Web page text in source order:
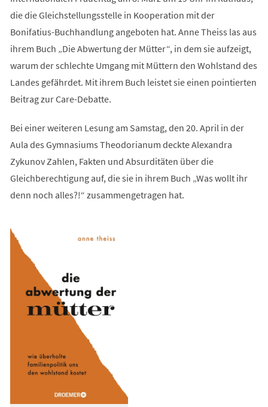
die die Gleichstellungsstelle in Kooperation mit der
Bonifatius-Buchhandlung angeboten hat. Anne Theiss las aus
ihrem Buch „Die Abwertung der Mütter“, in dem sie aufzeigt,
warum der schlechte Umgang mit Müttern den Wohlstand des
Landes gefährdet. Mit ihrem Buch leistet sie einen pointierten
Beitrag zur Care-Debatte.
Bei einer weiteren Lesung am Samstag, den 20. April in der
Aula des Gymnasiums Theodorianum deckte Alexandra
Zykunov Zahlen, Fakten und Absurditäten über die
Gleichberechtigung auf, die sie in ihrem Buch „Was wollt ihr
denn noch alles?!“ zusammengetragen hat.